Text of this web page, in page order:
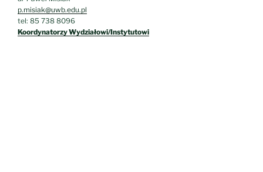
tel: 85 738 8096
Koordynatorzy Wydziałowi/Instytutowi